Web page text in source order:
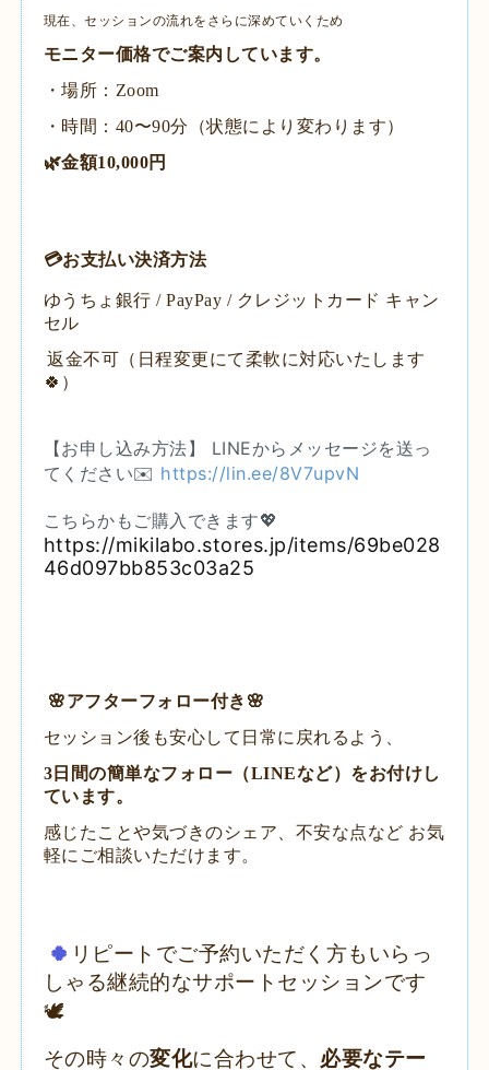
現在、セッションの流れをさらに深めていくため
モニター価格でご案内しています。
・場所：Zoom
・時間：40〜90分（状態により変わります）
🌿金額10,000円
💳お支払い決済方法
ゆうちょ銀行 / PayPay / クレジットカード ​キャン
セル
返金不可（日程変更にて柔軟に対応いたします
🍀）
​【お申し込み方法】 LINEからメッセージを送っ
てください✉️ https://lin.ee/8V7upvN
こちらかもご購入できます💖
https://mikilabo.stores.jp/items/69be028
46d097bb853c03a25
🌸アフターフォロー付き🌸
セッション後も安心して日常に戻れるよう、
3日間の簡単なフォロー（LINEなど）をお付けし
ています。
感じたことや気づきのシェア、不安な点など お気
軽にご相談いただけます。
🍀 リピートでご予約いただく方もいらっ
しゃる継続的なサポートセッションです
🕊
その時々の変化に合わせて、 必要なテー